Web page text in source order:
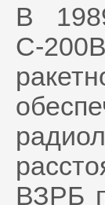
В
С-
ВЗРБ